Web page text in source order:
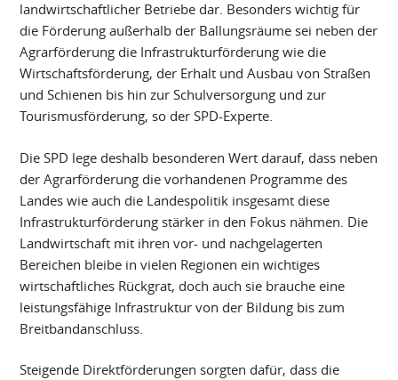
landwirtschaftlicher Betriebe dar. Besonders wichtig für
die Förderung außerhalb der Ballungsräume sei neben der
Agrarförderung die Infrastrukturförderung wie die
Wirtschaftsförderung, der Erhalt und Ausbau von Straßen
und Schienen bis hin zur Schulversorgung und zur
Tourismusförderung, so der SPD-Experte.
Die SPD lege deshalb besonderen Wert darauf, dass neben
der Agrarförderung die vorhandenen Programme des
Landes wie auch die Landespolitik insgesamt diese
Infrastrukturförderung stärker in den Fokus nähmen. Die
Landwirtschaft mit ihren vor- und nachgelagerten
Bereichen bleibe in vielen Regionen ein wichtiges
wirtschaftliches Rückgrat, doch auch sie brauche eine
leistungsfähige Infrastruktur von der Bildung bis zum
Breitbandanschluss.
Steigende Direktförderungen sorgten dafür, dass die